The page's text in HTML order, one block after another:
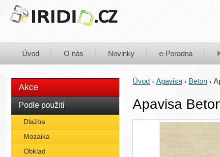
Úvod O nás Novinky e-Poradna
Akce
Podle použití
Dlažba
Mozaika
Obklad
Úvod › Apavisa › Beton ›
Apavisa